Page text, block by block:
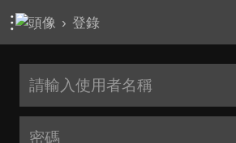
› 登錄